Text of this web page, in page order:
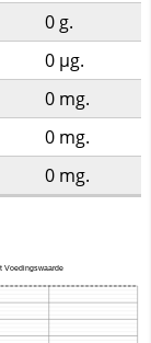
0g.
0 µg.
0 mg.
0 mg.
0 mg.